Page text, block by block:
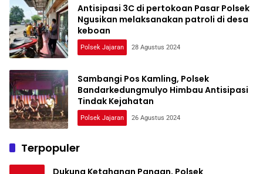
Antisipasi 3C di pertokoan Pasar Polsek
Ngusikan melaksanakan patroli di desa
keboan
Polsek Jajaran 28 Agustus 2024
Sambangi Pos Kamling, Polsek
Bandarkedungmulyo Himbau Antisipasi
Tindak Kejahatan
Polsek Jajaran 26 Agustus 2024
Terpopuler